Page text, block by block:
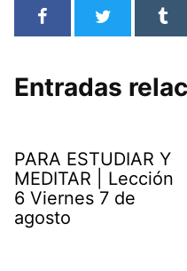
Entradas
PARA ESTUDIAR Y
MEDITAR | Lección
6 Viernes 7 de
agosto